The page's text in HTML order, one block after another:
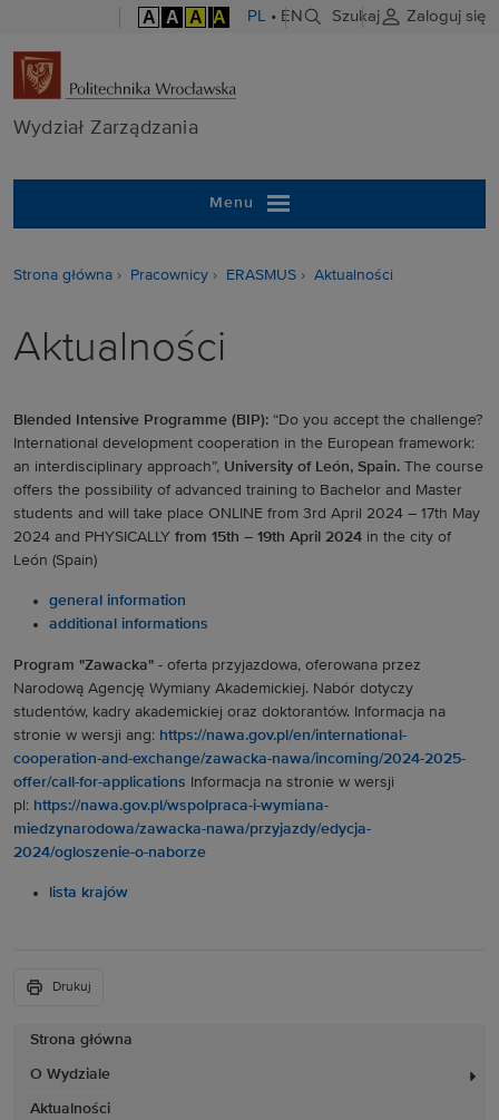
A A A A PL • EN Szukaj Zaloguj się
Wydział
Wydział Zarządzania
Menu
Strona główna
O Wydziale
Aktualności
Strona główna Pracownicy ERASMUS Aktualności
Aktualności
Blended Intensive Programme (BIP): “Do you accept the challenge?
International development cooperation in the European framework:
an interdisciplinary approach”, University of León, Spain. The course
offers the possibility of advanced training to Bachelor and Master
students and will take place ONLINE from 3rd April 2024 – 17th May
2024 and PHYSICALLY from 15th – 19th April 2024 in the city of
León (Spain)
general information
additional informations
Program "Zawacka" - oferta przyjazdowa, oferowana przez
Narodową Agencję Wymiany Akademickiej. Nabór dotyczy
studentów, kadry akademickiej oraz doktorantów. Informacja na
stronie w wersji ang: https://nawa.gov.pl/en/international-
cooperation-and-exchange/zawacka-nawa/incoming/2024-2025-
offer/call-for-applications
Informacja na stronie w wersji
pl: https://nawa.gov.pl/wspolpraca-i-wymiana-
miedzynarodowa/zawacka-nawa/przyjazdy/edycja-
2024/ogloszenie-o-naborze
lista krajów
Drukuj